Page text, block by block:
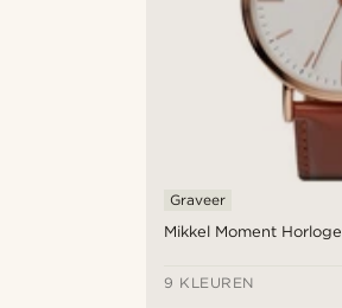
Mikkel Moment Horloge
Graveer
9 KLEUREN